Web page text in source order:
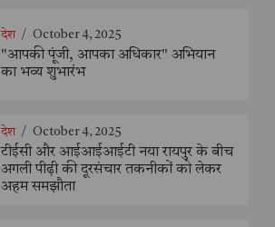
देश / October 4, 2025
"आपकी पूंजी, आपका अधिकार" अभियान
का भव्य शुभारंभ
देश / October 4, 2025
टीईसी और आईआईआईटी नया रायपुर के बीच
अगली पीढ़ी की दूरसंचार तकनीकों को लेकर
अहम समझौता